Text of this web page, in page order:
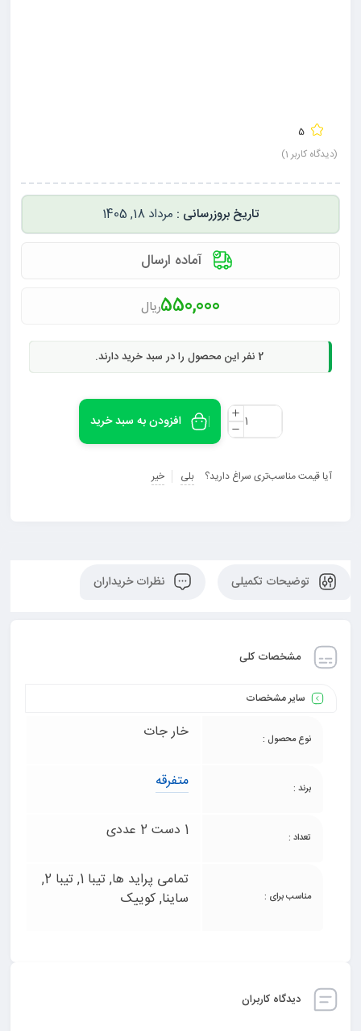
5
(دیدگاه کاربر 1
)
مرداد 18, 1405
آماده ارسال
550,000ریال
2 نفر این محصول را در سبد خرید دارند.
افزودن به سبد خرید
آیا قیمت مناسب‌تری سراغ دارید؟ بلی خیر
توضیحات تکمیلی نظرات خریداران
مشخصات کلی
سایر مشخصات
نوع محصول : خار جات
برند : متفرقه
تعداد : 1 دست 2 عددی
مناسب برای :
تمامی پراید ها, تیبا 1, تیبا 2,
ساینا, کوییک
دیدگاه کاربران